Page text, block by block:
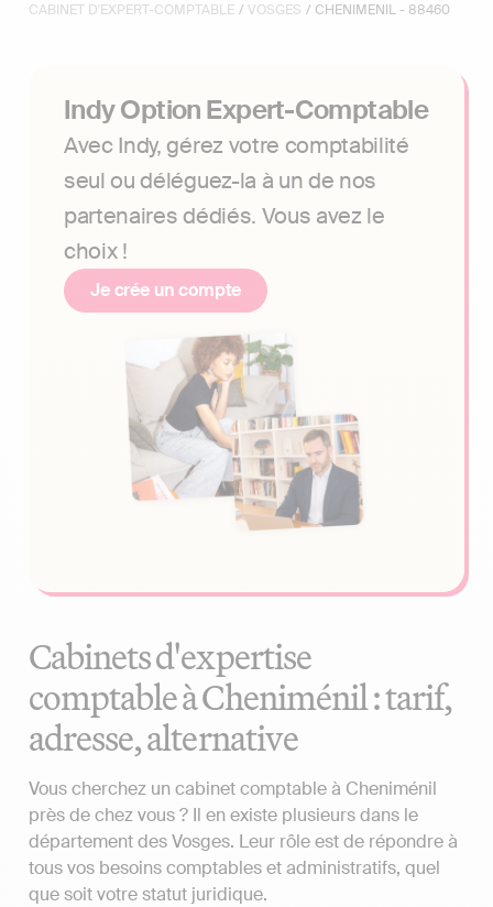
CABINET D'EXPERT-COMPTABLE / VOSGES / CHENIMENIL - 88460
Indy Option Expert-Comptable
Avec Indy, gérez votre comptabilité
seul ou déléguez-la à un de nos
partenaires dédiés. Vous avez le
choix !
Je crée un compte
Cabinets d'expertise
comptable à Cheniménil : tarif,
adresse, alternative
Vous cherchez un cabinet comptable à Cheniménil
près de chez vous ? Il en existe plusieurs dans le
département des Vosges. Leur rôle est de répondre à
tous vos besoins comptables et administratifs, quel
que soit votre statut juridique.